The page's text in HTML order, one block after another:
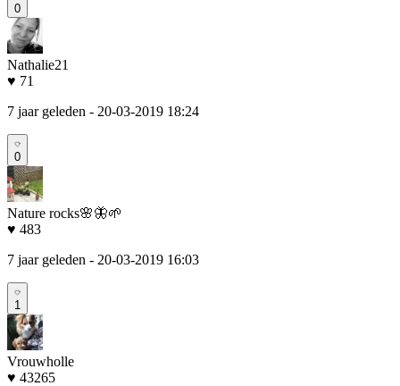
0
Nathalie21
♥ 71
7 jaar geleden - 20-03-2019 18:24
0
Nature rocks🌸🦋🌱
♥ 483
7 jaar geleden - 20-03-2019 16:03
1
Vrouwholle
♥ 43265